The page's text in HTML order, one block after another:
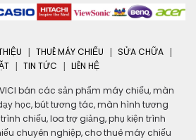
THUÊ MÁY CHIẾU
SỬA CHỮA
TIN TỨC LIÊN HỆ
bán các sản phẩm máy chiếu, màn
học, bút tương tác, màn hình tương
chiếu, loa trợ giảng, phụ kiện trình
chuyên nghiệp, cho thuê máy chiếu